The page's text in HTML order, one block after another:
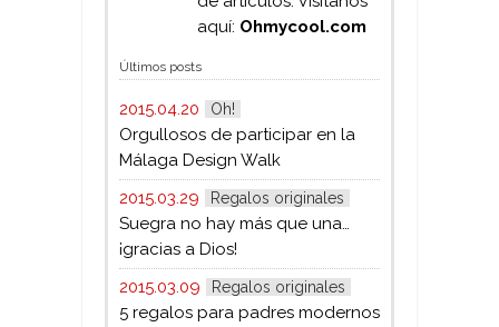
aquí: Ohmycool.com
Últimos posts
2015.04.20 Oh!
Orgullosos de participar en la
Málaga Design Walk
2015.03.29
Regalos originales
Suegra no hay más que una…
¡gracias a Dios!
2015.03.09
Regalos originales
5 regalos para padres modernos